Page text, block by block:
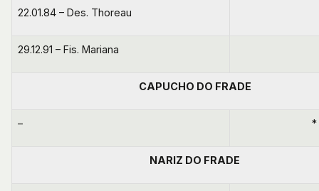
22.01.84 – Des. Thoreau
29.12.91 – Fis. Mariana
CAPUCHO DO FRADE
– *
NARIZ DO FRADE